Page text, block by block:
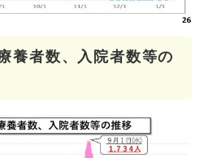
養者数、入院者数等の